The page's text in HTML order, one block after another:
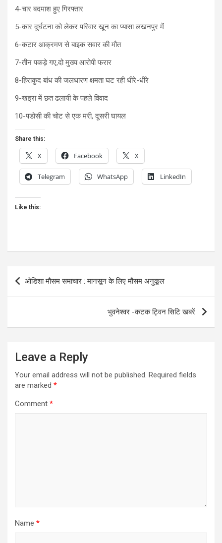
4-चार बदमाश हुए गिरफ्तार
5-कार दुर्घटना को लेकर परिवार खून का प्यासा लखनपुर में
6-कटार आक्रमण से बाइक सवार की मौत
7-तीन पकड़े गए,दो मुख्य आरोपी फरार
8-हिराकुद बांध की जलधारण क्षमता घट रही धीरे-धीरे
9-खइरा में छत ढलायी के पहले विवाद
10-पडोसी की चोट से एक मरी, दूसरी घायल
Share this:
X Facebook X
Telegram WhatsApp LinkedIn
Like this:
Post
navigation
ओडिशा मौसम समाचार : मानसून के लिए मौसम अनुकूल
भुवनेश्वर -कटक ट्विन सिटि खबरें
Leave a Reply
Your email address will not be published. Required fields
are marked *
Comment *
Name *